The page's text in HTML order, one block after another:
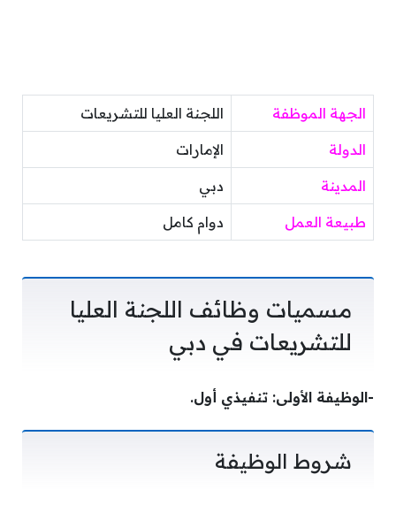
الجهة الموظفة اللجنة العليا للتشريعات
الدولة الإمارات
المدينة دبي
طبيعة العمل دوام كامل
مسميات وظائف اللجنة العليا
للتشريعات في دبي
-الوظيفة الأولى: تنفيذي أول.
شروط الوظيفة